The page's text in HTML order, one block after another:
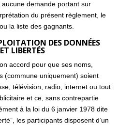
demande portant sur
du présent règlement, le
la liste des gagnants.
DES DONNÉES
LIBERTÉS
accord pour que ses noms,
(commune uniquement) soient
télévision, radio, internet ou tout
et ce, sans contrepartie
à la loi du 6 janvier 1978 dite
les participants disposent d’un